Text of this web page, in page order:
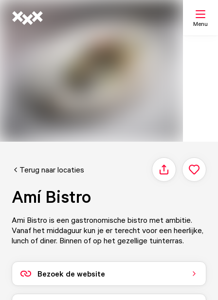
Menu
Terug naar locaties Delen
Amí Bistro
Ami Bistro is een gastronomische bistro met ambitie.
Vanaf het middaguur kun je er terecht voor een heerlijke,
lunch of diner. Binnen of op het gezellige tuinterras.
Bezoek de website